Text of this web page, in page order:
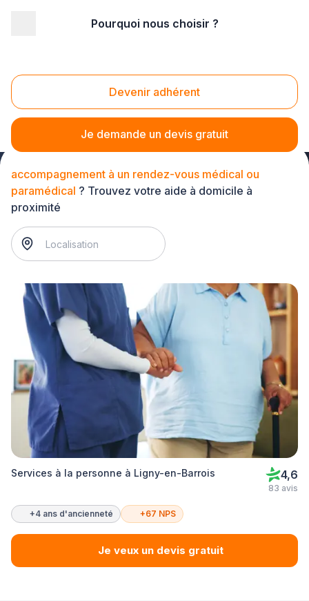
Pourquoi nous choisir ?
Devenir adhérent
Je demande un devis gratuit
Accompagnement à un rendez-vous médical ou
paramédical
accompagnement à un rendez-vous médical ou
paramédical ? Trouvez votre aide à domicile à
proximité
Services à la personne à Ligny-en-Barrois 4,6
83 avis
+4 ans d'ancienneté +67 NPS
Je veux un devis gratuit